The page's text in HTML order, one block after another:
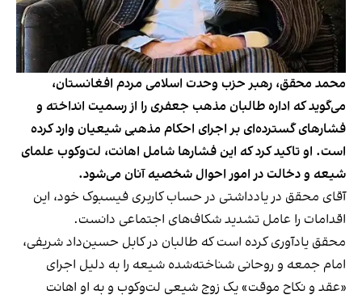
محمد محقق، رهبر حزب وحدت اسلامی مردم افغانستان،
می‌گوید که اداره طالبان مذهب جعفری را از رسمیت انداخته و
فشارهای گسترده‌ای بر اجرای احکام مذهبی شیعیان وارد کرده
است. او تاکید کرد که این فشارها شامل اهانت، لت‌وکوب علمای
شیعه و دخالت در امور احوال شخصیه آنان می‌شود.
آقای محقق در یادداشتی در حساب کاربری فیسبوک خود، این
اقدامات را عامل تشدید شکاف‌های اجتماعی دانست.
محقق یادآوری کرده است که طالبان در کابل حسین‌داد شریفی،
امام جمعه و روحانی شناخته‌شده شیعه را به دلیل اجرای
«عقد و نکاح موقت» یک زوج شیعی لت‌و‌کوب و به او اهانت